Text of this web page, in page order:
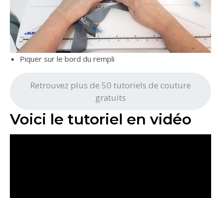
Piquer sur le bord du rempli
Retrouvez plus de 50 tutoriels de couture
gratuits
Voici le tutoriel en vidéo